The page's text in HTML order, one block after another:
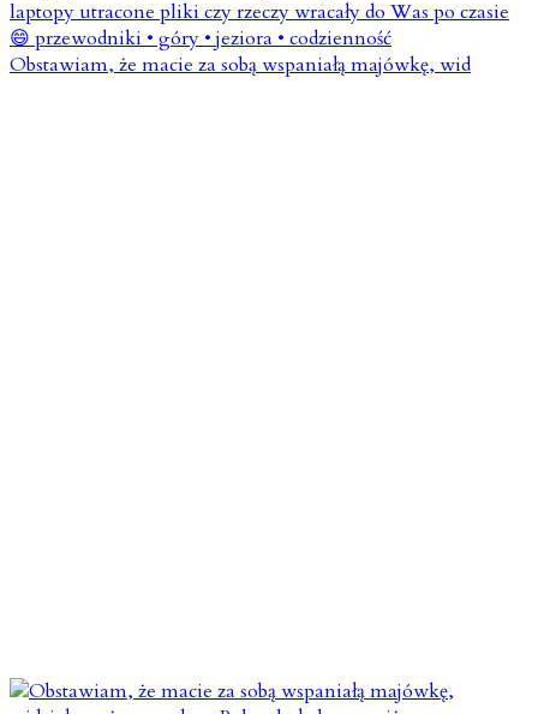
Obstawiam, że macie za sobą wspaniałą majówkę, wid